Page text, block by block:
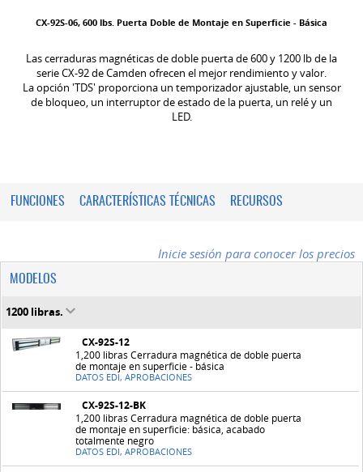
CX-92S-06, 600 lbs. Puerta Doble de Montaje en Superficie - Básica
Las cerraduras magnéticas de doble puerta de 600 y 1200 lb de la
serie CX-92 de Camden ofrecen el mejor rendimiento y valor.
La opción 'TDS' proporciona un temporizador ajustable, un sensor
de bloqueo, un interruptor de estado de la puerta, un relé y un
LED.
FUNCIONES CARACTERÍSTICAS TÉCNICAS RECURSOS
Inicie sesión para conocer los precios
MODELOS
1200 libras.
CX-92S-12
1,200 libras Cerradura magnética de doble puerta
de montaje en superficie - básica
DATOS EDI, APROBACIONES
CX-92S-12-BK
1,200 libras Cerradura magnética de doble puerta
de montaje en superficie: básica, acabado
totalmente negro
DATOS EDI, APROBACIONES